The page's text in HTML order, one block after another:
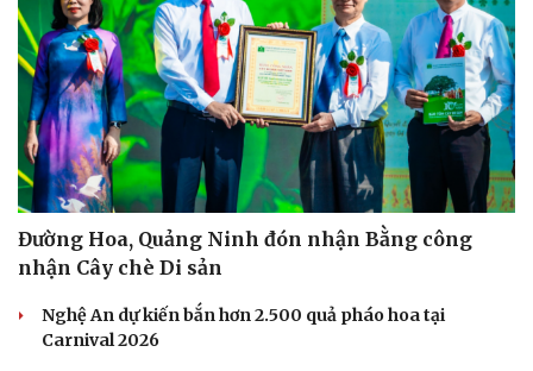
Đường Hoa, Quảng Ninh đón nhận Bằng công
nhận Cây chè Di sản
Nghệ An dự kiến bắn hơn 2.500 quả pháo hoa tại
Carnival 2026